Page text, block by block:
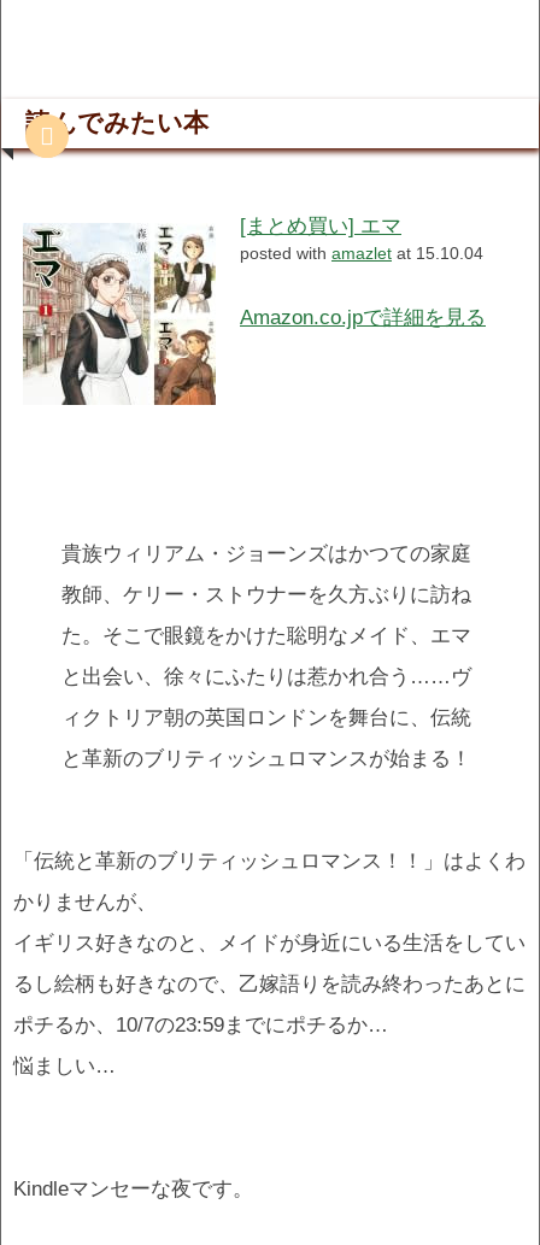
読んでみたい本
[まとめ買い] エマ
posted with amazlet at 15.10.04
Amazon.co.jpで詳細を見る
貴族ウィリアム・ジョーンズはかつての家庭
教師、ケリー・ストウナーを久方ぶりに訪ね
た。そこで眼鏡をかけた聡明なメイド、エマ
と出会い、徐々にふたりは惹かれ合う……ヴ
ィクトリア朝の英国ロンドンを舞台に、伝統
と革新のブリティッシュロマンスが始まる！
「伝統と革新のブリティッシュロマンス！！」はよくわ
かりませんが、
イギリス好きなのと、メイドが身近にいる生活をしてい
るし絵柄も好きなので、乙嫁語りを読み終わったあとに
ポチるか、10/7の23:59までにポチるか…
悩ましい…
Kindleマンセーな夜です。